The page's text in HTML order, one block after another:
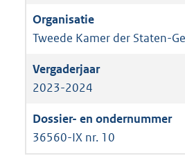
Tweede Kamer der Staten-
2023-2024
36560-IX nr. 10